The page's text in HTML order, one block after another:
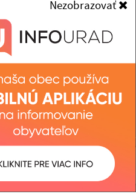
Nezobrazovať